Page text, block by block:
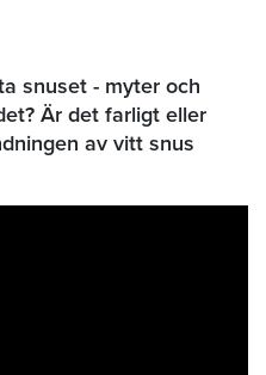
snuset - myter och
Är det farligt eller
av vitt snus